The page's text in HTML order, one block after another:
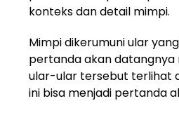
konteks dan detail mimpi.
Mimpi dikerumuni ular
pertanda akan datangnya
ular-ular tersebut terlihat
ini bisa menjadi pertanda